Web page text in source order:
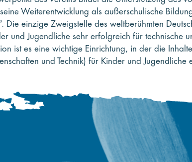
Weiterentwicklung als außerschulische
Die einzige Zweigstelle des weltberühmten
und Jugendliche sehr erfolgreich für technische
ist es eine wichtige Einrichtung, in der die
und Technik) für Kinder und